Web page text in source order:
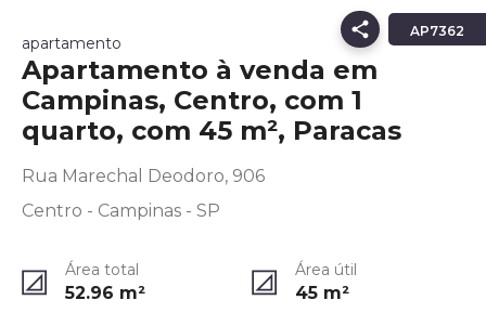
AP7362
apartamento
Apartamento à venda em
Campinas, Centro, com 1
quarto, com 45 m², Paracas
Rua Marechal Deodoro, 906
Centro - Campinas - SP
Área total
52.96 m²
Área útil
45 m²